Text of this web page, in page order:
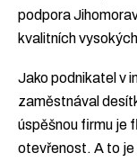
podpora
kvalitních
Jako podnikatel v
zaměstnával
úspěšnou firmu je
otevřenost. A to je